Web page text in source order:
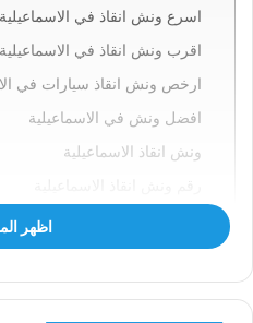
اسرع ونش انقاذ في الاسماعيلية
اقرب ونش انقاذ في الاسماعيلية
ارخص ونش انقاذ سيارات في
افضل ونش في الاسماعيلية
ونش انقاذ الاسماعيلية
ونش سيارات الاسماعيلية
انقاذ السيارات بالاسماعيلية
اظهر